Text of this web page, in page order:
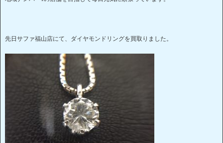
先日サファ福山店にて、ダイヤモンドリングを買取りました。